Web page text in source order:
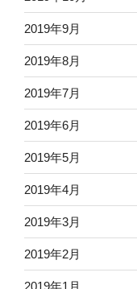
2019年9月
2019年8月
2019年7月
2019年6月
2019年5月
2019年4月
2019年3月
2019年2月
2019年1月